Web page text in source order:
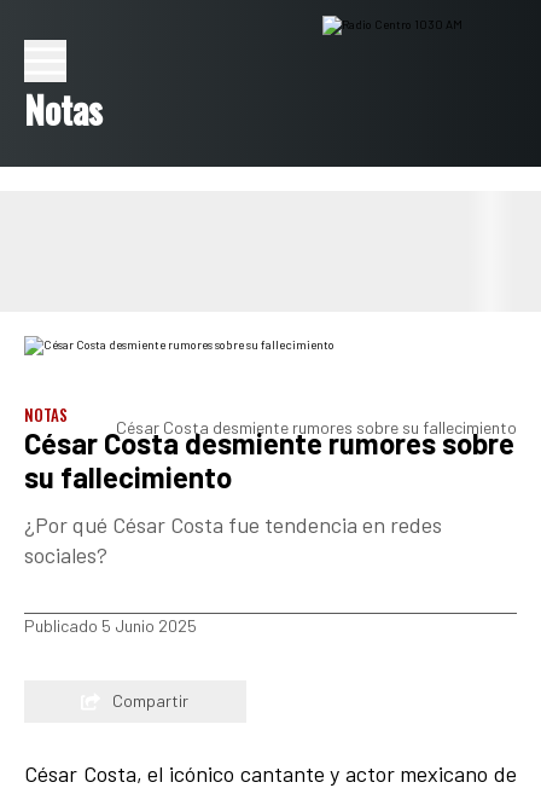
Notas
César Costa desmiente rumores sobre su fallecimiento
NOTAS
César Costa desmiente rumores sobre
su fallecimiento
¿Por qué César Costa fue tendencia en redes
sociales?
Publicado 5 Junio 2025
Compartir
César Costa, el icónico cantante y actor mexicano de